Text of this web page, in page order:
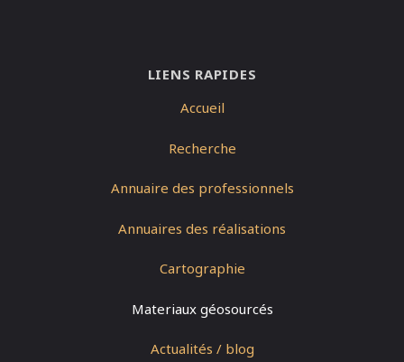
LIENS RAPIDES
Accueil
Recherche
Annuaire des professionnels
Annuaires des réalisations
Cartographie
Materiaux géosourcés
Actualités / blog